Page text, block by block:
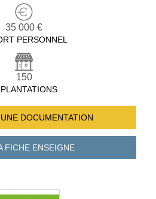
35 000 €
PERSONNEL
150
DOCUMENTATION
FICHEENSEIGNE